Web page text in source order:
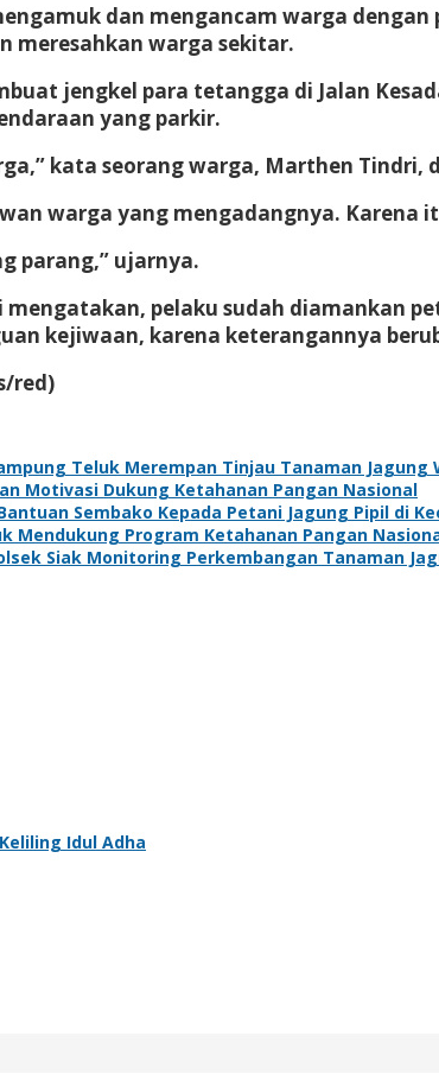
dan mengancam warga
meresahkan warga sekitar.
jengkel para tetangga di Jalan
yang parkir.
kata seorang warga, Marthen Tindri,
warga yang mengadangnya. Karena
parang,” ujarnya.
pelaku sudah diamankan
kejiwaan, karena keterangannya
red)
Teluk Merempan Tinjau Tanaman Jagung
Motivasi Dukung Ketahanan Pangan Nasional
Sembako Kepada Petani Jagung Pipil di
Mendukung Program Ketahanan Pangan
Siak Monitoring Perkembangan Tanaman
Idul Adha